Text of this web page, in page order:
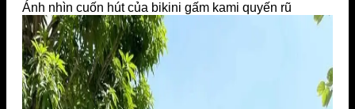
Ánh nhìn cuốn hút của bikini gấm kami quyến rũ